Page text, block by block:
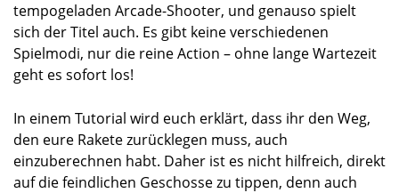
tempogeladen Arcade-Shooter, und genauso spielt
sich der Titel auch. Es gibt keine verschiedenen
Spielmodi, nur die reine Action – ohne lange Wartezeit
geht es sofort los!
In einem Tutorial wird euch erklärt, dass ihr den Weg,
den eure Rakete zurücklegen muss, auch
einzuberechnen habt. Daher ist es nicht hilfreich, direkt
auf die feindlichen Geschosse zu tippen, denn auch